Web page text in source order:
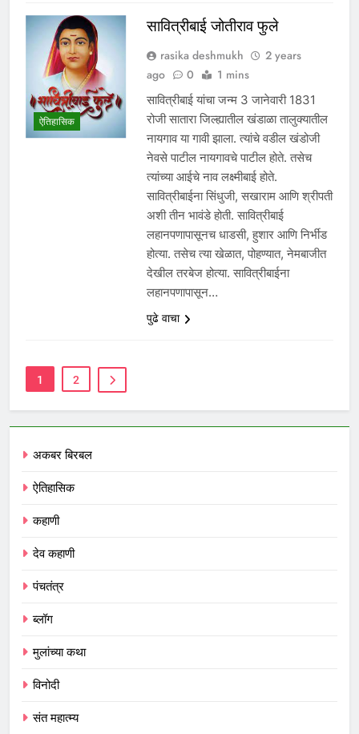
ऐतिहासिक
सावित्रीबाई जोतीराव फुले
rasika deshmukh
2 years
ago
0 1 mins
सावित्रीबाई यांचा जन्म 3 जानेवारी 1831
रोजी सातारा जिल्ह्यातील खंडाळा तालुक्यातील
नायगाव या गावी झाला. त्यांचे वडील खंडोजी
नेवसे पाटील नायगावचे पाटील होते. तसेच
त्यांच्या आईचे नाव लक्ष्मीबाई होते.
सावित्रीबाईना सिंधुजी, सखाराम आणि श्रीपती
अशी तीन भावंडे होती. सावित्रीबाई
लहानपणापासूनच धाडसी, हुशार आणि निर्भीड
होत्या. तसेच त्या खेळात, पोहण्यात, नेमबाजीत
देखील तरबेज होत्या. सावित्रीबाईना
लहानपणापासून…
पुढे वाचा
1 2
अकबर बिरबल
ऐतिहासिक
कहाणी
देव कहाणी
पंचतंत्र
ब्लॉग
मुलांच्या कथा
विनोदी
संत महात्म्य